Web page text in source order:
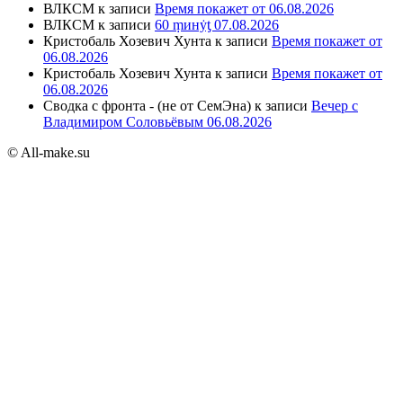
ВЛКСМ к записи Время покажет от 06.08.2026
ВЛКСМ к записи 60 ṃинẏƫ 07.08.2026
Кристобаль Хозевич Хунта к записи Время покажет от
06.08.2026
Кристобаль Хозевич Хунта к записи Время покажет от
06.08.2026
Сводка с фронта - (не от СемЭна) к записи Вечер с
Владимиром Соловьёвым 06.08.2026
© All-make.su